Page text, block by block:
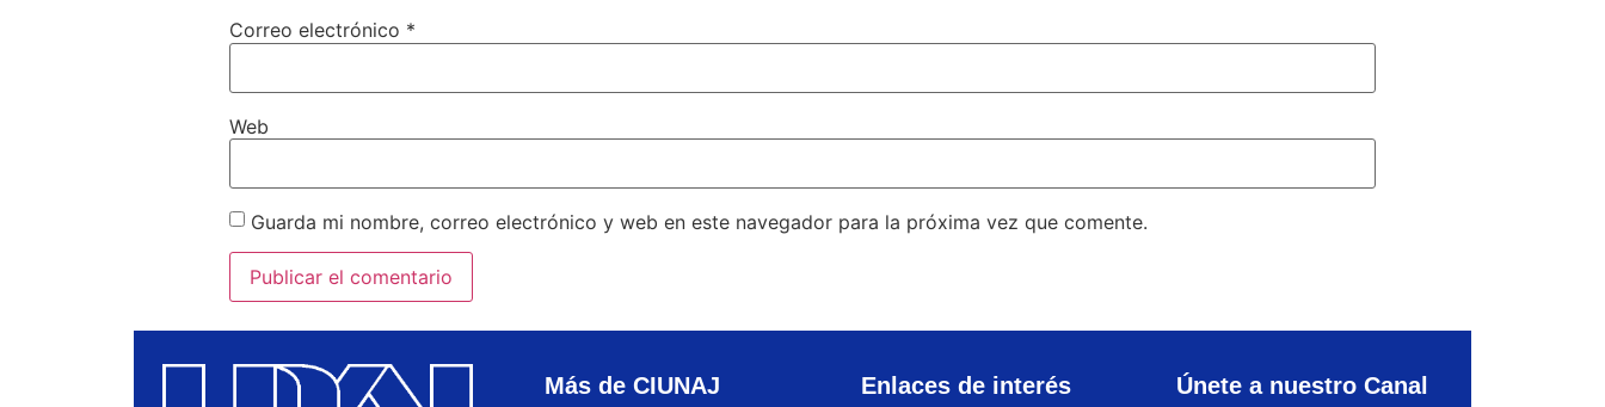
Correo electrónico *
Web
Guarda mi nombre, correo electrónico y web en este navegador para la próxima vez que comente.
Más de CIUNAJ Enlaces de interés Únete a nuestro Canal